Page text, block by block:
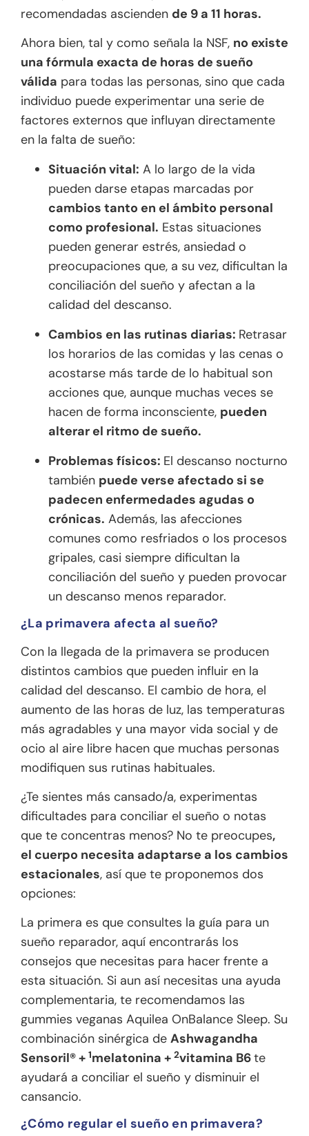
recomendadas ascienden de 9 a 11 horas.
Ahora bien, tal y como señala la NSF, no existe
una fórmula exacta de horas de sueño
válida para todas las personas, sino que cada
individuo puede experimentar una serie de
factores externos que influyan directamente
en la falta de sueño:
Situación vital: A lo largo de la vida
pueden darse etapas marcadas por
cambios tanto en el ámbito personal
como profesional. Estas situaciones
pueden generar estrés, ansiedad o
preocupaciones que, a su vez, dificultan la
conciliación del sueño y afectan a la
calidad del descanso.
Cambios en las rutinas diarias: Retrasar
los horarios de las comidas y las cenas o
acostarse más tarde de lo habitual son
acciones que, aunque muchas veces se
hacen de forma inconsciente, pueden
alterar el ritmo de sueño.
Problemas físicos: El descanso nocturno
también puede verse afectado si se
padecen enfermedades agudas o
crónicas. Además, las afecciones
comunes como resfriados o los procesos
gripales, casi siempre dificultan la
conciliación del sueño y pueden provocar
un descanso menos reparador.
¿La primavera afecta al sueño?
Con la llegada de la primavera se producen
distintos cambios que pueden influir en la
calidad del descanso. El cambio de hora, el
aumento de las horas de luz, las temperaturas
más agradables y una mayor vida social y de
ocio al aire libre hacen que muchas personas
modifiquen sus rutinas habituales.
¿Te sientes más cansado/a, experimentas
dificultades para conciliar el sueño o notas
que te concentras menos? No te preocupes,
el cuerpo necesita adaptarse a los cambios
estacionales, así que te proponemos dos
opciones:
La primera es que consultes la guía para un
sueño reparador, aquí encontrarás los
consejos que necesitas para hacer frente a
esta situación. Si aun así necesitas una ayuda
complementaria, te recomendamos las
gummies veganas Aquilea OnBalance Sleep. Su
combinación sinérgica de Ashwagandha
Sensoril® + 1melatonina + 2vitamina B6te
ayudará a conciliar el sueño y disminuir el
cansancio.
¿Cómo regular el sueño en primavera?